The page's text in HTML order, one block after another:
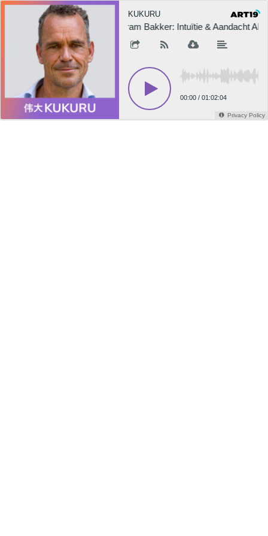
KUKURU
Bram Bakker: Intuïtie & Aandacht
00:00 / 01:02:04
Privacy Policy